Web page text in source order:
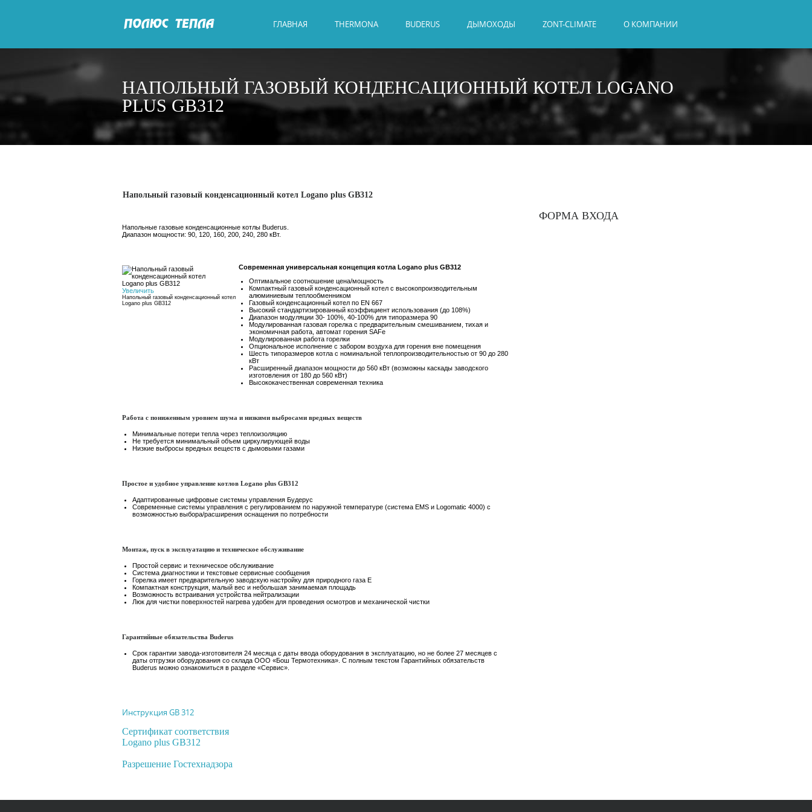
ГЛАВНАЯ THERMONA BUDERUS ДЫМОХОДЫ ZONT-CLIMATE О КОМПАНИИ
НАПОЛЬНЫЙ ГАЗОВЫЙ КОНДЕНСАЦИОННЫЙ КОТЕЛ LOGANO
PLUS GB312
Напольный газовый конденсационный котел Logano plus GB312
Напольные газовые конденсационные котлы Buderus.
Диапазон мощности: 90, 120, 160, 200, 240, 280 кВт.
Увеличить
Напольный газовый конденсационный котел
Logano plus GB312
Современная универсальная концепция котла Logano plus GB312
Оптимальное соотношение цена/мощность
Компактный газовый конденсационный котел с высокопроизводительным
алюминиевым теплообменником
Газовый конденсационный котел по EN 667
Высокий стандартизированный коэффициент использования (до 108%)
Диапазон модуляции 30- 100%, 40-100% для типоразмера 90
Модулированная газовая горелка с предварительным смешиванием, тихая и
экономичная работа, автомат горения SAFe
Модулированная работа горелки
Опциональное исполнение с забором воздуха для горения вне помещения
Шесть типоразмеров котла с номинальной теплопроизводительностью от 90 до 280
кВт
Расширенный диапазон мощности до 560 кВт (возможны каскады заводского
изготовления от 180 до 560 кВт)
Высококачественная современная техника
Работа с пониженным уровнем шума и низкими выбросами вредных веществ
Минимальные потери тепла через теплоизоляцию
Не требуется минимальный объем циркулирующей воды
Низкие выбросы вредных веществ с дымовыми газами
Простое и удобное управление котлов Logano plus GB312
Адаптированные цифровые системы управления Будерус
Современные системы управления с регулированием по наружной температуре (система EMS и Logomatic 4000) с
возможностью выбора/расширения оснащения по потребности
Монтаж, пуск в эксплуатацию и техническое обслуживание
Простой сервис и техническое обслуживание
Система диагностики и текстовые сервисные сообщения
Горелка имеет предварительную заводскую настройку для природного газа Е
Компактная конструкция, малый вес и небольшая занимаемая площадь
Возможность встраивания устройства нейтрализации
Люк для чистки поверхностей нагрева удобен для проведения осмотров и механической чистки
Гарантийные обязательства Buderus
Срок гарантии завода-изготовителя 24 месяца с даты ввода оборудования в эксплуатацию, но не более 27 месяцев с
даты отгрузки оборудования со склада ООО «Бош Термотехника». С полным текстом Гарантийных обязательств
Buderus можно ознакомиться в разделе «Сервис».
Инструкция GB 312
Сертификат соответствия
Logano plus GB312
Разрешение Гостехнадзора
ФОРМА ВХОДА